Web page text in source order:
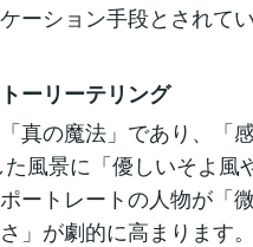
ーション手段とされてい
ーリーテリング
真の魔法」であり、「
風景に「優しいそよ風
ートレートの人物が「
」が劇的に高まります